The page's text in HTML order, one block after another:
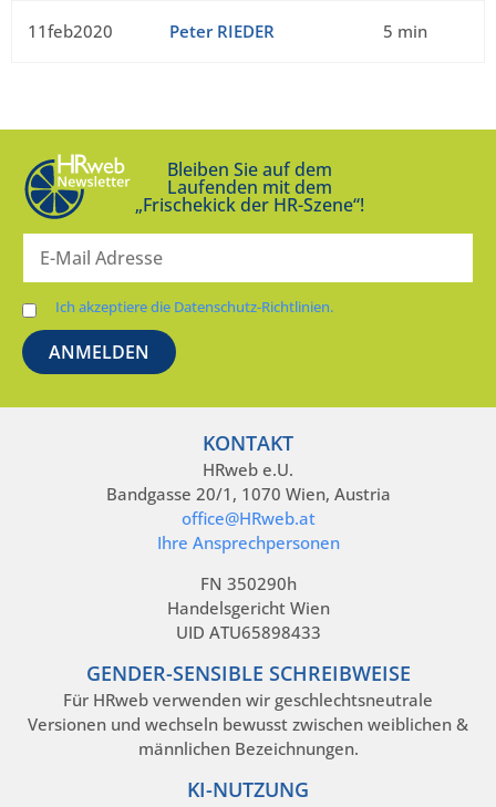
11feb2020 Peter RIEDER 5 min
Bleiben Sie auf dem
Laufenden mit dem
„Frischekick der HR-Szene“!
Ich akzeptiere die Datenschutz-Richtlinien.
KONTAKT
HRweb e.U.
Bandgasse 20/1, 1070 Wien, Austria
office@HRweb.at
Ihre Ansprechpersonen
FN 350290h
Handelsgericht Wien
UID ATU65898433
GENDER-SENSIBLE SCHREIBWEISE
Für HRweb verwenden wir geschlechtsneutrale
Versionen und wechseln bewusst zwischen weiblichen &
männlichen Bezeichnungen.
KI-NUTZUNG